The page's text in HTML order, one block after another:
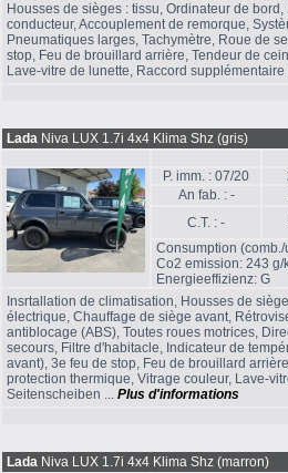
Housses de sièges : tissu, Ordinateur de
conducteur, Accouplement de remorque,
Pneumatiques larges, Tachymètre, Roue de
stop, Feu de brouillard arrière, Tendeur de
Lave-vitre de lunette, Raccord supplémentaire
Lada Niva LUX 1.7i 4x4 Klima Shz (gris)
P. imm. : 07/20
An fab. : -
C.T. : -
Consumption
Co2 emission: 243 g/
Energieeffizienz: G
Insrtallation de climatisation, Housses de
électrique, Chauffage de siège avant,
antiblocage (ABS), Toutes roues motrices,
secours, Filtre d'habitacle, Indicateur de
avant), 3e feu de stop, Feu de brouillard
protection thermique, Vitrage couleur, Lave-
Seitenscheiben ... Plus d'informations
Lada Niva LUX 1.7i 4x4 Klima Shz (marron)